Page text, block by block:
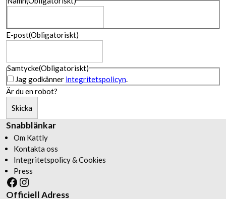
E-post(Obligatoriskt)
Samtycke(Obligatoriskt)
Jag godkänner integritetspolicyn.
Är du en robot?
Skicka
Snabblänkar
Om Kattly
Kontakta oss
Integritetspolicy & Cookies
Press
Facebook
Instagram
Officiell Adress